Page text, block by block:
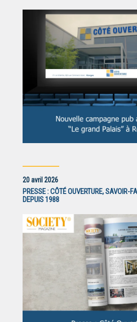
20 avril 2026
PRESSE : CÔTÉ OUVERTURE, SAVOIR-
DEPUIS 1988